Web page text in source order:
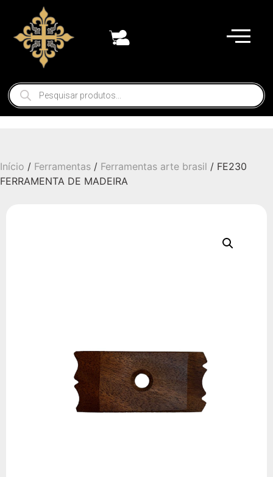
Início / Ferramentas / Ferramentas arte brasil / FE230
FERRAMENTA DE MADEIRA